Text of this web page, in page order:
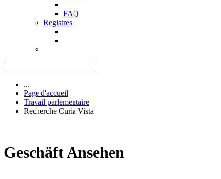
FAQ
Registres
...
Page d'accueil
Travail parlementaire
Recherche Curia Vista
Geschäft Ansehen